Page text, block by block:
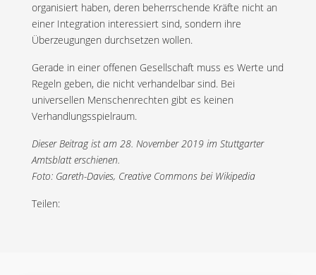
organisiert haben, deren beherrschende Kräfte nicht an
einer Integration interessiert sind, sondern ihre
Überzeugungen durchsetzen wollen.
Gerade in einer offenen Gesellschaft muss es Werte und
Regeln geben, die nicht verhandelbar sind. Bei
universellen Menschenrechten gibt es keinen
Verhandlungsspielraum.
Dieser Beitrag ist am 28. November 2019 im Stuttgarter
Amtsblatt erschienen.
Foto: Gareth-Davies, Creative Commons bei Wikipedia
Teilen: